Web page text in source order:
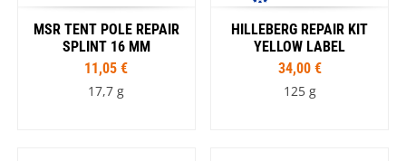
MSR TENT POLE REPAIR
SPLINT 16 MM
11,05 €
17,7 g
HILLEBERG REPAIR KIT
YELLOW LABEL
34,00 €
125 g